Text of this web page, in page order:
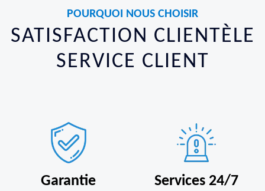
POURQUOI NOUS CHOISIR
SATISFACTION CLIENTÈLE
SERVICE CLIENT
Garantie
Services 24/7